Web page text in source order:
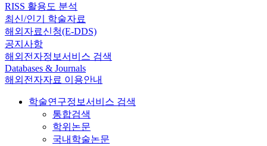
RISS 활용도 분석
최신/인기 학술자료
해외자료신청(E-DDS)
공지사항
해외전자정보서비스 검색
Databases & Journals
해외전자자료 이용안내
학술연구정보서비스 검색
통합검색
학위논문
국내학술논문